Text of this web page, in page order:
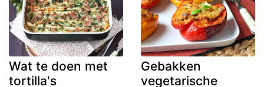
Wat te doen met
tortilla's
Gebakken
vegetarische